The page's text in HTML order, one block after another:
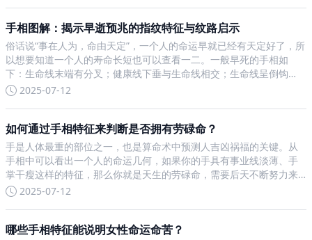
手相图解：揭示早逝预兆的指纹特征与纹路启示
俗话说“事在人为，命由天定”，一个人的命运早就已经有天定好了，所
以想要知道一个人的寿命长短也可以查看一二。一般早死的手相如
下：生命线末端有分叉；健康线下垂与生命线相交；生命线呈倒钩
状；生命线断开；生命线较短。手相可以预知命运，手相由手纹、手
2025-07-12
如何通过手相特征来判断是否拥有劳碌命？
手是人体最重的部位之一，也是算命术中预测人吉凶祸福的关键。从
手相中可以看出一个人的命运几何，如果你的手具有事业线淡薄、手
掌干瘦这样的特征，那么你就是天生的劳碌命，需要后天不断努力来
化解自己的命运了，才能福禄双全，好运连连。劳碌命有两种，一是
2025-07-12
哪些手相特征能说明女性命运命苦？